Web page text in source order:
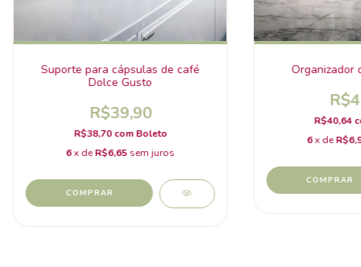
Suporte para cápsulas de café
Dolce Gusto
R$39,90
R$38,70com Boleto
6x deR$6,65sem juros
Organizador
R$40,64
6x de